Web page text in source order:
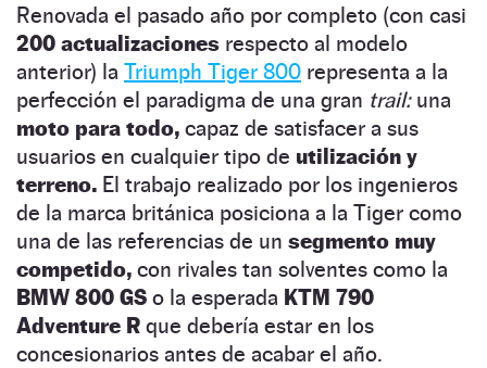
Renovada el pasado año por completo (con casi
200 actualizaciones respecto al modelo
anterior) la Triumph Tiger 800 representa a la
perfección el paradigma de una gran trail:una
moto para todo, capaz de satisfacer a sus
usuarios en cualquier tipo de utilización y
terreno. El trabajo realizado por los ingenieros
de la marca británica posiciona a la Tiger como
una de las referencias de un segmento muy
competido, con rivales tan solventes como la
BMW 800 GS o la esperada KTM 790
Adventure R que debería estar en los
concesionarios antes de acabar el año.